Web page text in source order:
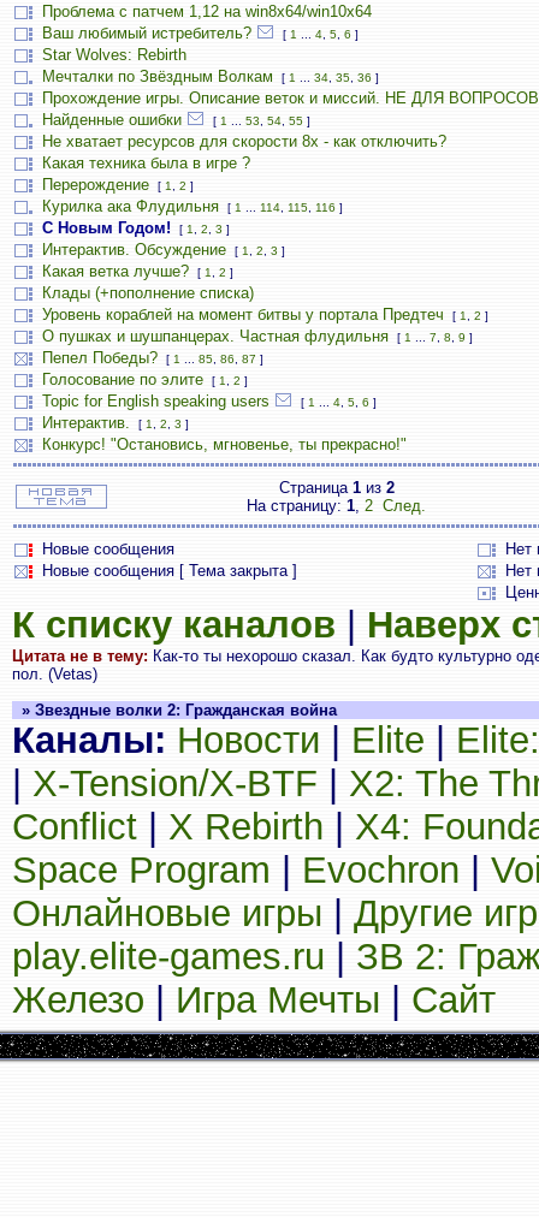
Проблема с патчем 1,12 на win8x64/win10x64
Ваш любимый истребитель?
[ 1 4 5 6 ]
Star Wolves: Rebirth
Мечталки по Звёздным Волкам
[ 1 34 35 36 ]
Прохождение игры. Описание веток и миссий. НЕ ДЛЯ
Найденные ошибки
[ 1 53 54 55 ]
Не хватает ресурсов для скорости 8х - как отключить?
Какая техника была в игре ?
Перерождение
[ 1 2 ]
Курилка ака Флудильня [ 1 114 115 116 ]
С Новым Годом! [ 1 2 3 ]
Интерактив. Обсуждение [ 1 2 3 ]
Какая ветка лучше? [ 1 2 ]
Клады (+пополнение списка)
Уровень кораблей на момент битвы у портала Предтеч
[ 1 2 ]
О пушках и шушпанцерах. Частная флудильня [ 1 7 8 9 ]
Пепел Победы? [ 1 85 86 87 ]
Голосование по элите [ 1 2 ]
Topic for English speaking users [ 1 4 5 6 ]
Интерактив. [ 1 2 3 ]
Конкурс! "Остановись, мгновенье, ты прекрасно!"
Страница 1из 2
На страницу: 1, 2 След.
Новые сообщения
Нет
Новые сообщения [ Тема закрыта ]
Нет
К списку каналов Наверх
Цитата не в тему: Как-то ты нехорошо сказал. Как будто культурно
пол. (Vetas)
» Звездные волки 2: Гражданская война
Каналы: Новости Elite
X-Tension/X-BTF
X2: The
Conflict
X Rebirth
X4:
Space Program
Evochron
Онлайновые игры
Другие
play.elite-games.ru
ЗВ 2:
Железо
Игра Мечты Сайт